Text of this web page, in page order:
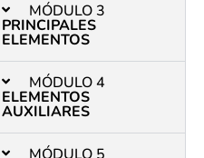
MÓDULO 3
PRINCIPALES
ELEMENTOS
MÓDULO 4
ELEMENTOS
AUXILIARES